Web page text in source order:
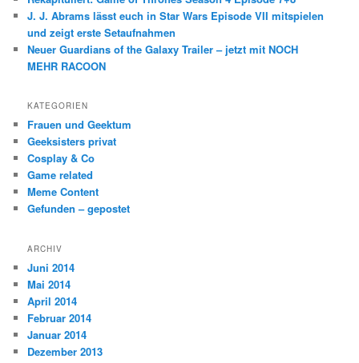
J. J. Abrams lässt euch in Star Wars Episode VII mitspielen
und zeigt erste Setaufnahmen
Neuer Guardians of the Galaxy Trailer – jetzt mit NOCH
MEHR RACOON
KATEGORIEN
Frauen und Geektum
Geeksisters privat
Cosplay & Co
Game related
Meme Content
Gefunden – gepostet
ARCHIV
Juni 2014
Mai 2014
April 2014
Februar 2014
Januar 2014
Dezember 2013